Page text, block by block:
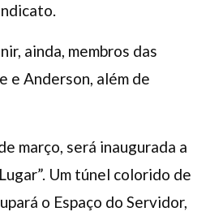
ainda, membros das
e Anderson, além de
março, será inaugurada a
Um túnel colorido de
o Espaço do Servidor,